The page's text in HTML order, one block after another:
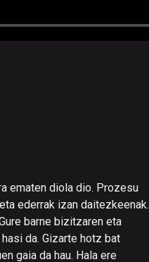
ematen diola dio. Prozesu
ederrak izan daitezkeenak.
barne bizitzaren eta
da. Gizarte hotz bat
gaia da hau. Hala ere